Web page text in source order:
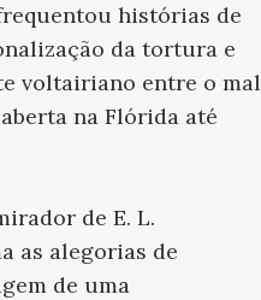
histórias de
da tortura e
voltairiano entre o mal
na Flórida até
de E. L.
as alegorias de
de uma